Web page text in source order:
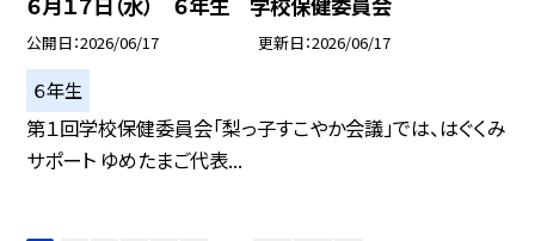
公開日 2026/06/17 更新日 2026/06/17
６年生
第１回学校保健委員会「梨っ子すこやか会議」では、はぐくみ
サポート ゆめたまご代表...